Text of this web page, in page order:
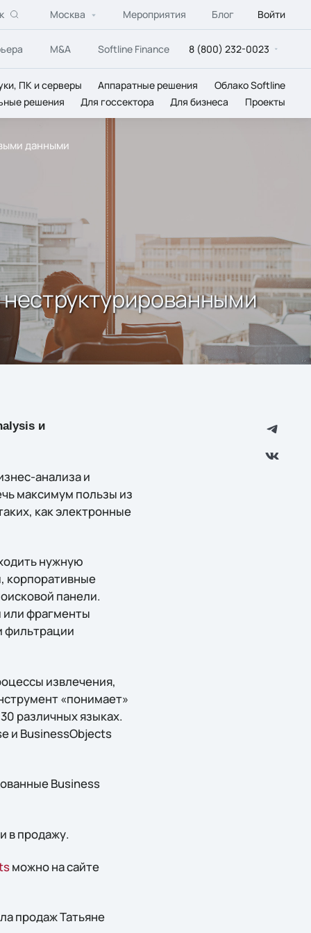
Москва Мероприятия Блог Войти
M&A Softline Finance 8 (800) 232-0023
ПК и серверы Аппаратные решения
Облако Softline
решения Для госсектора Для бизнеса Проекты
данными
и
анализа и
максимум пользы из
как электронные
нужную
корпоративные
панели.
или фрагменты
фильтрации
извлечения,
«понимает»
различных языках.
и BusinessObjects
Business
в продажу.
можно на сайте
продаж Татьяне